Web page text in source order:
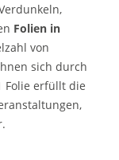
Folien in
von
sich durch
Folie erfüllt die